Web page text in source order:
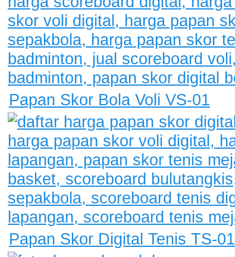
Papan Skor Bola Voli VS-01
Papan Skor Digital Tenis TS-01